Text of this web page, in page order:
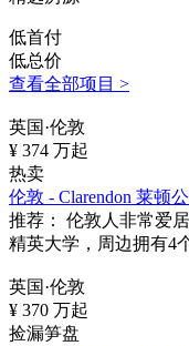
低首付
低总价
查看全部项目 >
英国·伦敦
¥ 374 万起
热卖
伦敦 - Clarendon 莱顿
推荐：
伦敦人非常爱
精英大学，周边拥有4
英国·伦敦
¥ 370 万起
捡漏笋盘